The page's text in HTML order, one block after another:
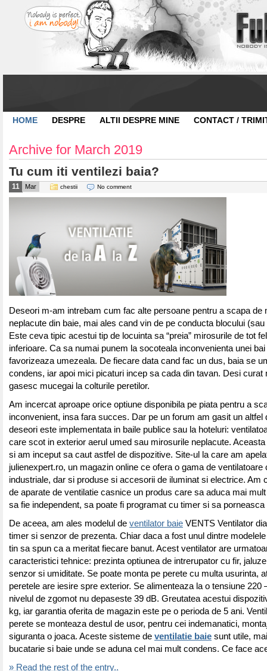
HOME DESPRE ALTII DESPRE MINE CONTACT /
Archive for March 2019
Tu cum iti ventilezi baia?
11 Mar chestii No comment
Deseori m-am intrebam cum fac alte persoane pentru a scapa de
neplacute din baie, mai ales cand vin de pe conducta blocului
Este ceva tipic acestui tip de locuinta sa “preia” mirosurile de tot
inferioare. Ca sa numai punem la socoteala inconvenienta unei
favorizeaza umezeala. De fiecare data cand fac un dus, baia se
condens, iar apoi mici picaturi incep sa cada din tavan. Desi curat
gasesc mucegai la colturile peretilor.
Am incercat aproape orice optiune disponibila pe piata pentru a
inconvenient, insa fara succes. Dar pe un forum am gasit un altfel
deseori este implementata in baile publice sau la hoteluri:
care scot in exterior aerul umed sau mirosurile neplacute.
si am inceput sa caut astfel de dispozitive. Site-ul la care am
julienexpert.ro, un magazin online ce ofera o gama de ventilatoare
industriale, dar si produse si accesorii de iluminat si electrice. Am
de aparate de ventilatie casnice un produs care sa aduca mai
sa fie independent, sa poate fi programat cu timer si sa porneasca
De aceea, am ales modelul de ventilator baie VENTS Ventilator
timer si senzor de prezenta. Chiar daca a fost unul dintre
tin sa spun ca a meritat fiecare banut. Acest ventilator are
caracteristici tehnice: prezinta optiunea de intrerupator cu fir,
senzor si umiditate. Se poate monta pe perete cu multa usurinta,
peretele are iesire spre exterior. Se alimenteaza la o tensiune 220
nivelul de zgomot nu depaseste 39 dB. Greutatea acestui
kg, iar garantia oferita de magazin este pe o perioda de 5 ani.
perete se monteaza destul de usor, pentru cei indemanatici,
siguranta o joaca. Aceste sisteme de ventilatie baie sunt utile,
bucatarie si baie unde se aduna cel mai mult condens. Ce face
» Read the rest of the entry..